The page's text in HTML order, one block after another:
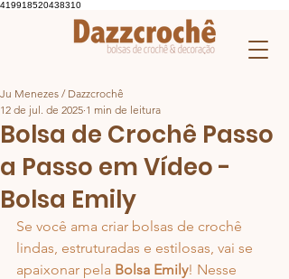
419918520438310
Bolsa de Crochê Passo
a Passo em Vídeo -
Bolsa Emily
Ju Menezes / Dazzcrochê
12 de jul. de 2025 1 min de leitura
Se você ama criar bolsas de crochê
lindas, estruturadas e estilosas, vai se
apaixonar pela Bolsa Emily! Nesse